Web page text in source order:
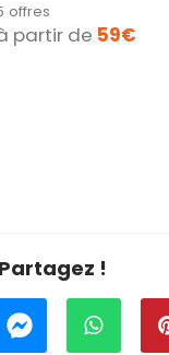
coque en...
offres
partir de 59€
!